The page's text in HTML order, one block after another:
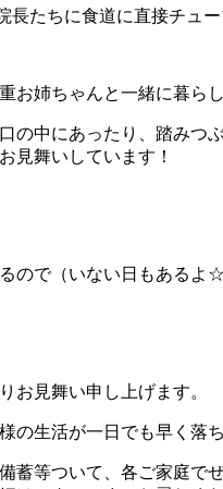
たちに食道に直接チュ
お姉ちゃんと一緒に暮らし
中にあったり、踏み
見舞いしています！
で（いない日もあるよ
お見舞い申し上げます。
生活が一日でも早く落
等ついて、各ご家庭